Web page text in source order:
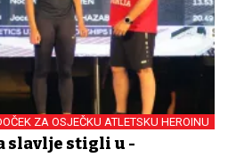
ZA OSJEČKU ATLETSKU HEROINU
slavlje stigli u -